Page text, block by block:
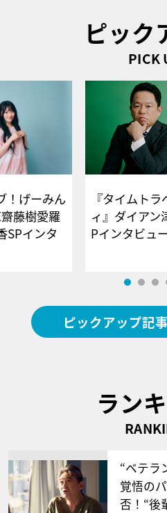
ピック
PICK
！げーみん
藤樹愛羅
SPインタ
『タイムト
ィ』ダイアン
Pインタ
ピックアップ記
ラン
“ベテラ
覚悟の
否！“後